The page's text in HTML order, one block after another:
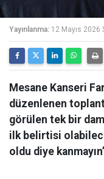
Yayınlanma: 12 Mayıs 2026
Mesane Kanseri
düzenlenen
görülen tek bir
ilk belirtisi
oldu diye